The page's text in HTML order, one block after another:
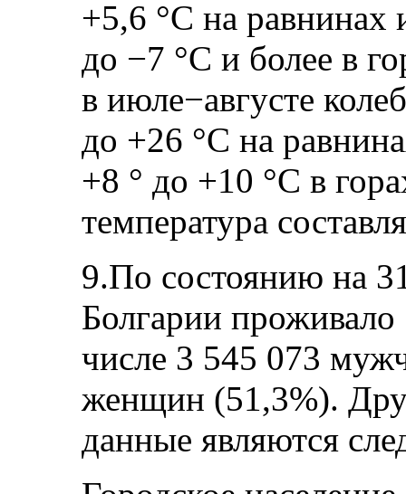
+5,6 °C на равнинах
до −7 °C и более в
в июле−августе
до +26 °C на
+8 ° до +10 °C в
температура
9.По состоянию на
Болгарии
числе 3 545 073
женщин (51,3%).
данные являются